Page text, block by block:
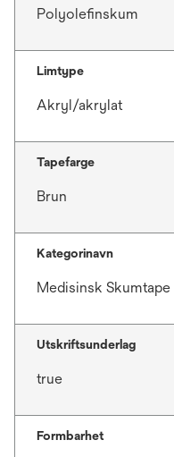
Polyolefinskum
Limtype
Akryl/akrylat
Tapefarge
Brun
Kategorinavn
Medisinsk Skumtape
Utskriftsunderlag
true
Formbarhet